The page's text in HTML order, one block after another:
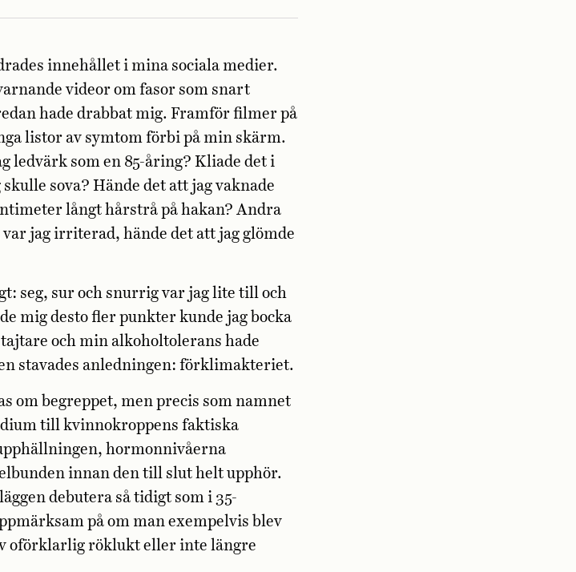
innehållet i mina sociala medier.
videor om fasor som snart
hade drabbat mig. Framför filmer på
listor av symtom förbi på min skärm.
ledvärk som en 85-åring? Kliade det i
sova? Hände det att jag vaknade
långt hårstrå på hakan? Andra
jag irriterad, hände det att jag glömde
seg, sur och snurrig var jag lite till och
mig desto fler punkter kunde jag bocka
och min alkoholtolerans hade
stavades anledningen: förklimakteriet.
om begreppet, men precis som namnet
till kvinno­kroppens faktiska
hormonnivåerna
innan den till slut helt upphör.
debutera så tidigt som i 35-
på om man exempelvis blev
oförklarlig röklukt eller inte längre